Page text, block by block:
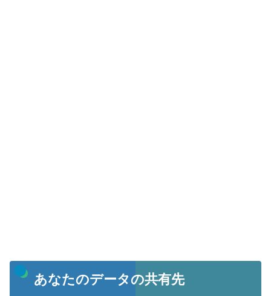
あなたのデータの共有先